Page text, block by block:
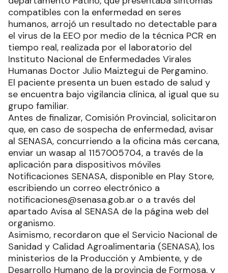
compatibles con la enfermedad en seres
humanos, arrojó un resultado no detectable para
el virus de la EEO por medio de la técnica PCR en
tiempo real, realizada por el laboratorio del
Instituto Nacional de Enfermedades Virales
Humanas Doctor Julio Maiztegui de Pergamino.
El paciente presenta un buen estado de salud y
se encuentra bajo vigilancia clínica, al igual que su
grupo familiar.
Antes de finalizar, Comisión Provincial, solicitaron
que, en caso de sospecha de enfermedad, avisar
al SENASA, concurriendo a la oficina más cercana,
enviar un wasap al 1157005704, a través de la
aplicación para dispositivos móviles
Notificaciones SENASA, disponible en Play Store,
escribiendo un correo electrónico a
notificaciones@senasa.gob.ar o a través del
apartado Avisa al SENASA de la página web del
organismo.
Asimismo, recordaron que el Servicio Nacional de
Sanidad y Calidad Agroalimentaria (SENASA), los
ministerios de la Producción y Ambiente, y de
Desarrollo Humano de la provincia de Formosa, y